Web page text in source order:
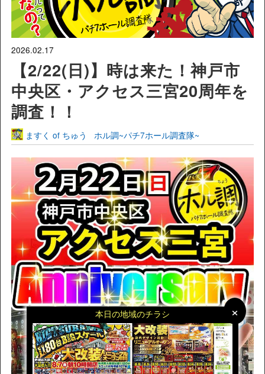
×
×
本日の地域のチラシ
2026.02.17
【2/22(日)】時は来た！神戸市
中央区・アクセス三宮20周年を
調査！！
ますく of ちゅう ホル調~パチ7ホール調査隊~